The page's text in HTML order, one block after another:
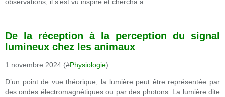
observations, il s’est vu inspiré et chercha à...
De la réception à la perception du signal
lumineux chez les animaux
1 novembre 2024 (#Physiologie)
D’un point de vue théorique, la lumière peut être représentée par
des ondes électromagnétiques ou par des photons. La lumière dite